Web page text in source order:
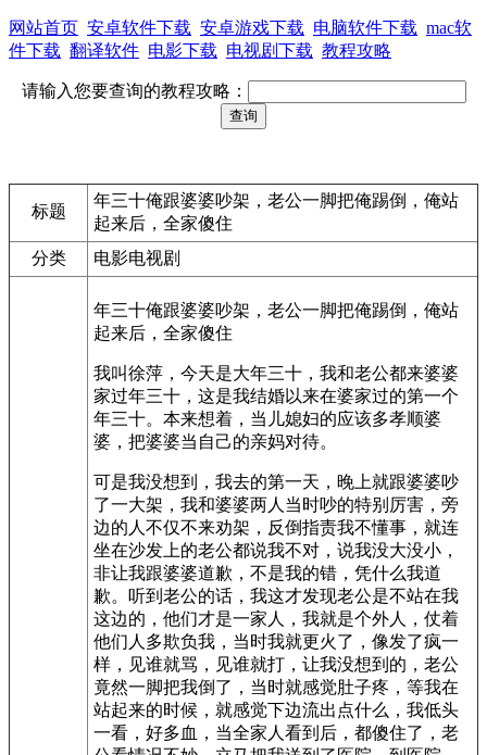
网站首页 安卓软件下载 安卓游戏下载 电脑软件下载 mac软
件下载 翻译软件 电影下载 电视剧下载 教程攻略
请输入您要查询的教程攻略：
标题
年三十俺跟婆婆吵架，老公一脚把俺踢倒，俺站
起来后，全家傻住
分类
电影电视剧
年三十俺跟婆婆吵架，老公一脚把俺踢倒，俺站
起来后，全家傻住
我叫徐萍，今天是大年三十，我和老公都来婆婆
家过年三十，这是我结婚以来在婆家过的第一个
年三十。本来想着，当儿媳妇的应该多孝顺婆
婆，把婆婆当自己的亲妈对待。
可是我没想到，我去的第一天，晚上就跟婆婆吵
了一大架，我和婆婆两人当时吵的特别厉害，旁
边的人不仅不来劝架，反倒指责我不懂事，就连
坐在沙发上的老公都说我不对，说我没大没小，
非让我跟婆婆道歉，不是我的错，凭什么我道
歉。听到老公的话，我这才发现老公是不站在我
这边的，他们才是一家人，我就是个外人，仗着
他们人多欺负我，当时我就更火了，像发了疯一
样，见谁就骂，见谁就打，让我没想到的，老公
竟然一脚把我倒了，当时就感觉肚子疼，等我在
站起来的时候，就感觉下边流出点什么，我低头
一看，好多血，当全家人看到后，都傻住了，老